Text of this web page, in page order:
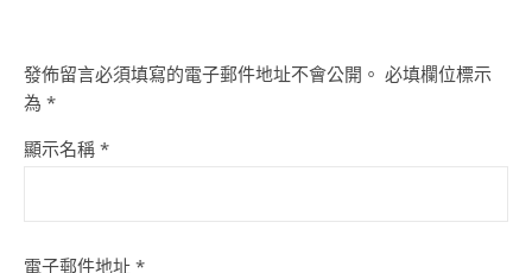
發佈留言必須填寫的電子郵件地址不會公開。 必填欄位標示
為 *
顯示名稱 *
電子郵件地址 *